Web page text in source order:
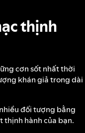
thịnh
cơn sốt nhất thời
khán giả trong dài
đối tượng bằng
thịnh hành của bạn.